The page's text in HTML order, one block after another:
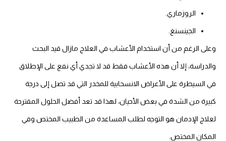
الروزماري.
الجينسنغ.
وعلى الرغم من أن استخدام الأعشاب في العلاج مازال قيد البحث
والدراسة، إلا أن هذه الأعشاب فقط قد لا تجدي أي نفع على الإطلاق
في السيطرة على الأعراض الانسحابية للمخدر التي قد تصل إلى درجة
كبيرة من الشدة في بعض الأحيان، لهذا قد تعد أفضل الحلول المقترحة
لعلاج الإدمان هو التوجه لطلب المساعدة من الطبيب المختص وفي
المكان المختص.